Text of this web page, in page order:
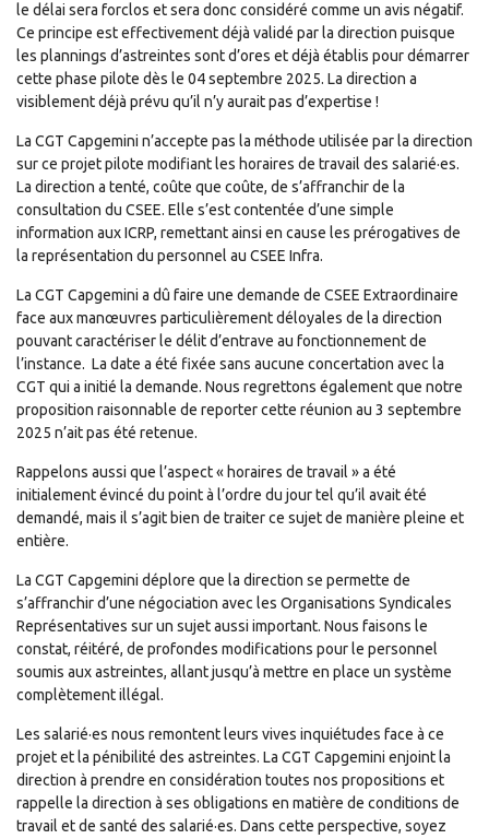
le délai sera forclos et sera donc considéré comme un avis négatif.
Ce principe est effectivement déjà validé par la direction puisque
les plannings d’astreintes sont d’ores et déjà établis pour démarrer
cette phase pilote dès le 04 septembre 2025. La direction a
visiblement déjà prévu qu’il n’y aurait pas d’expertise !
La CGT Capgemini n’accepte pas la méthode utilisée par la direction
sur ce projet pilote modifiant les horaires de travail des salarié·es.
La direction a tenté, coûte que coûte, de s’affranchir de la
consultation du CSEE. Elle s’est contentée d’une simple
information aux ICRP, remettant ainsi en cause les prérogatives de
la représentation du personnel au CSEE Infra.
La CGT Capgemini a dû faire une demande de CSEE Extraordinaire
face aux manœuvres particulièrement déloyales de la direction
pouvant caractériser le délit d’entrave au fonctionnement de
l’instance. La date a été fixée sans aucune concertation avec la
CGT qui a initié la demande. Nous regrettons également que notre
proposition raisonnable de reporter cette réunion au 3 septembre
2025 n’ait pas été retenue.
Rappelons aussi que l’aspect « horaires de travail » a été
initialement évincé du point à l’ordre du jour tel qu’il avait été
demandé, mais il s’agit bien de traiter ce sujet de manière pleine et
entière.
La CGT Capgemini déplore que la direction se permette de
s’affranchir d’une négociation avec les Organisations Syndicales
Représentatives sur un sujet aussi important. Nous faisons le
constat, réitéré, de profondes modifications pour le personnel
soumis aux astreintes, allant jusqu’à mettre en place un système
complètement illégal.
Les salarié·es nous remontent leurs vives inquiétudes face à ce
projet et la pénibilité des astreintes. La CGT Capgemini enjoint la
direction à prendre en considération toutes nos propositions et
rappelle la direction à ses obligations en matière de conditions de
travail et de santé des salarié·es. Dans cette perspective, soyez